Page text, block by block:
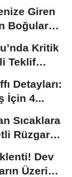
Giren
Boğularak
Kritik
Teklif
Detayları:
İçin 4...
Sıcaklara
Rüzgar
Dev
Üzerini